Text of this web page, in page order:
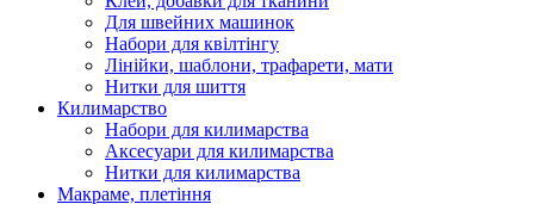
Для швейних машинок
Набори для квілтінгу
Лінійки, шаблони, трафарети, мати
Нитки для шиття
Килимарство
Набори для килимарства
Аксесуари для килимарства
Нитки для килимарства
Макраме, плетіння